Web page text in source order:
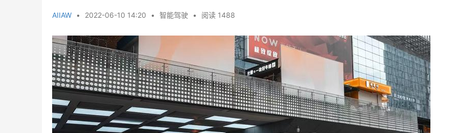
AIIAW • 2022-06-10 14:20 • 智能驾驶 • 阅读 1488